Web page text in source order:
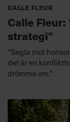
Calle Fleur
Calle
strategi”
"Segla mot
det är en
drömma om."